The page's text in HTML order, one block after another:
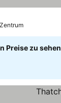
Preise zu sehen